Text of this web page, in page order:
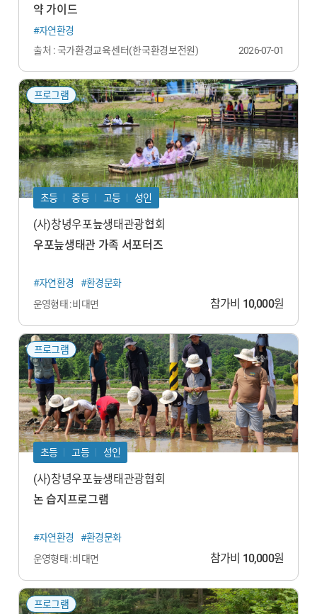
약 가이드
#자연환경
출처 : 국가환경교육센터(한국환경보전원)
2026-07-01
프로그램
초등 중등 고등 성인
(사)창녕우포늪생태관광협회
우포늪생태관 가족 서포터즈
#자연환경
#환경문화
운영형태 : 비대면
참가비 10,000원
프로그램
초등 고등 성인
(사)창녕우포늪생태관광협회
논 습지프로그램
#자연환경
#환경문화
운영형태 : 비대면
참가비 10,000원
프로그램